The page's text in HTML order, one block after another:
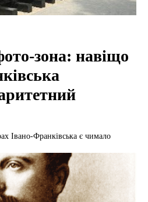
зона: навіщо